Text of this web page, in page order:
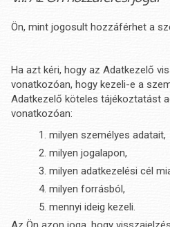
Ön, mint jogosult hozzáférhet a
Ha azt kéri, hogy az Adatkezelő
vonatkozóan, hogy kezeli-e a
Adatkezelő köteles tájékoztatást
vonatkozóan:
milyen személyes adatait,
milyen jogalapon,
milyen adatkezelési cél
milyen forrásból,
mennyi ideig kezeli.